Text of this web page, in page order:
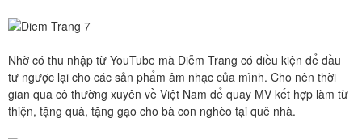
Nhờ có thu nhập từ YouTube mà Diễm Trang có điều kiện để đầu
tư ngược lại cho các sản phẩm âm nhạc của mình. Cho nên thời
gian qua cô thường xuyên về Việt Nam để quay MV kết hợp làm từ
thiện, tặng quà, tặng gạo cho bà con nghèo tại quê nhà.